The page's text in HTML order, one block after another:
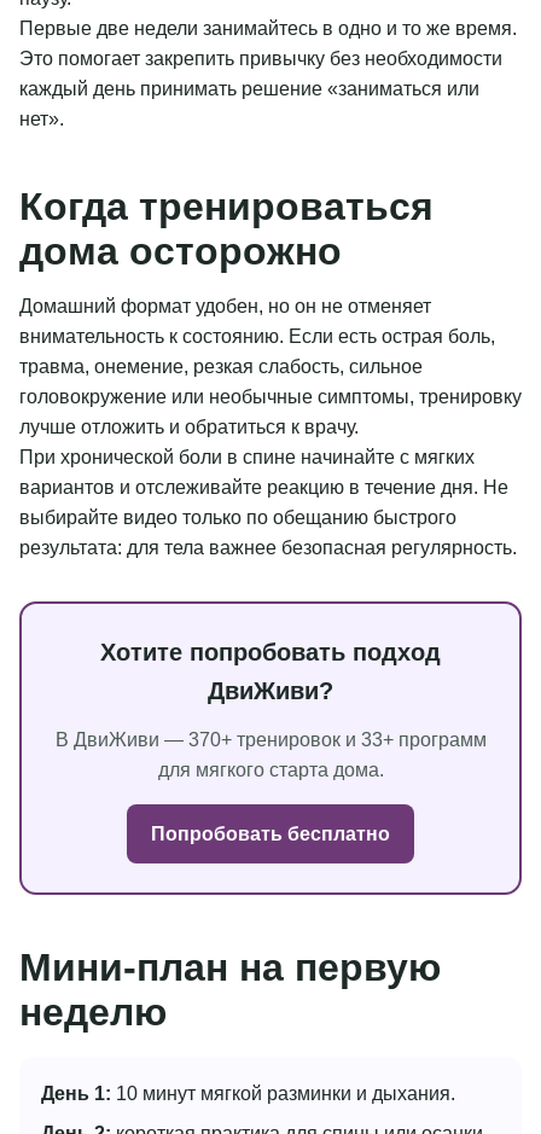
Первые две недели занимайтесь в одно и то же время.
Это помогает закрепить привычку без необходимости
каждый день принимать решение «заниматься или
нет».
Когда тренироваться
дома осторожно
Домашний формат удобен, но он не отменяет
внимательность к состоянию. Если есть острая боль,
травма, онемение, резкая слабость, сильное
головокружение или необычные симптомы, тренировку
лучше отложить и обратиться к врачу.
При хронической боли в спине начинайте с мягких
вариантов и отслеживайте реакцию в течение дня. Не
выбирайте видео только по обещанию быстрого
результата: для тела важнее безопасная регулярность.
Хотите попробовать подход
ДвиЖиви?
В ДвиЖиви — 370+ тренировок и 33+ программ
для мягкого старта дома.
Попробовать бесплатно
Мини-план на первую
неделю
День 1: 10 минут мягкой разминки и дыхания.